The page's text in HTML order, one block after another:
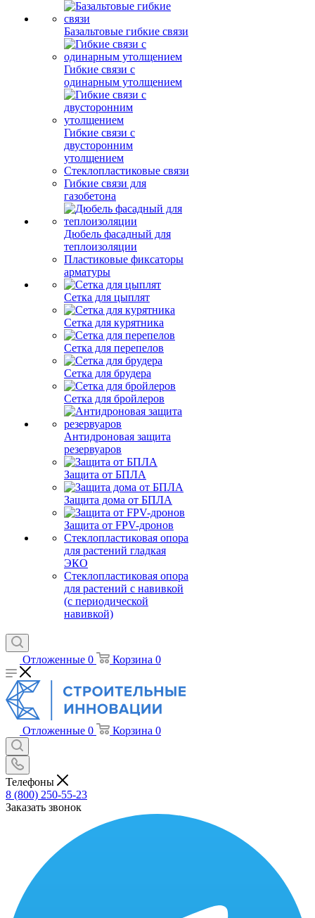
Базальтовые гибкие связи
Гибкие связи с
одинарным утолщением
Гибкие связи с
двусторонним
утолщением
Стеклопластиковые связи
Гибкие связи для
газобетона
Дюбель фасадный для
теплоизоляции
Пластиковые фиксаторы
арматуры
Сетка для цыплят
Сетка для курятника
Сетка для перепелов
Сетка для брудера
Сетка для бройлеров
Антидроновая защита
резервуаров
Защита от БПЛА
Защита дома от БПЛА
Защита от FPV-дронов
Стеклопластиковая опора
для растений гладкая
ЭКО
Стеклопластиковая опора
для растений с навивкой
(с периодической
навивкой)
Отложенные 0 Корзина 0
Отложенные 0 Корзина 0
Телефоны
8 (800) 250-55-23
Заказать звонок